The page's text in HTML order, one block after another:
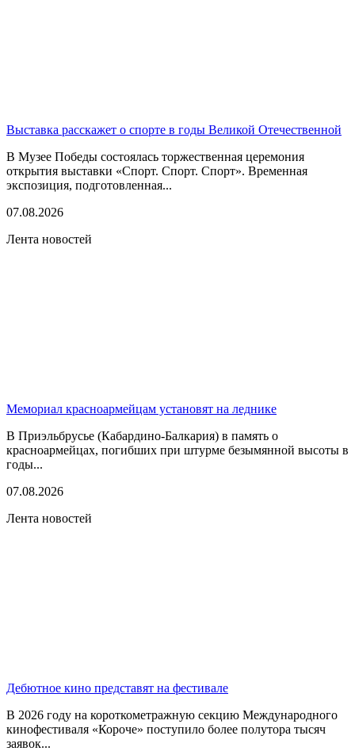
Выставка расскажет о спорте в годы Великой Отечественной
В Музее Победы состоялась торжественная церемония
открытия выставки «Спорт. Спорт. Спорт». Временная
экспозиция, подготовленная...
07.08.2026
Лента новостей
Мемориал красноармейцам установят на леднике
В Приэльбрусье (Кабардино-Балкария) в память о
красноармейцах, погибших при штурме безымянной высоты в
годы...
07.08.2026
Лента новостей
Дебютное кино представят на фестивале
В 2026 году на короткометражную секцию Международного
кинофестиваля «Короче» поступило более полутора тысяч
заявок...